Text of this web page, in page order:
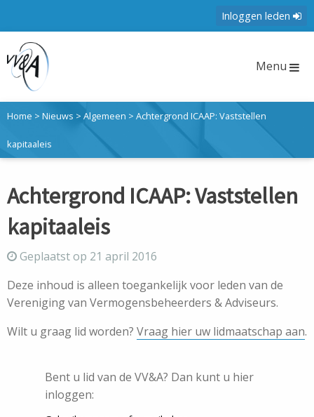
Inloggen leden
Menu
Home > Nieuws > Algemeen > Achtergrond ICAAP: Vaststellen
kapitaaleis
Achtergrond ICAAP: Vaststellen
kapitaaleis
Geplaatst op 21 april 2016
Deze inhoud is alleen toegankelijk voor leden van de
Vereniging van Vermogensbeheerders & Adviseurs.
Wilt u graag lid worden? Vraag hier uw lidmaatschap aan.
Bent u lid van de VV&A? Dan kunt u hier
inloggen: